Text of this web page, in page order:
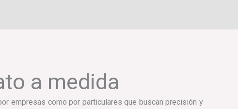
a medida
empresas como por particulares que buscan precisión y